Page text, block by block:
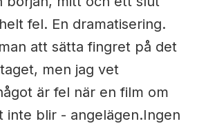
fel. En dramatisering.
att sätta fingret på det
men jag vet
är fel när en film om
inte blir - angelägen.Ingen